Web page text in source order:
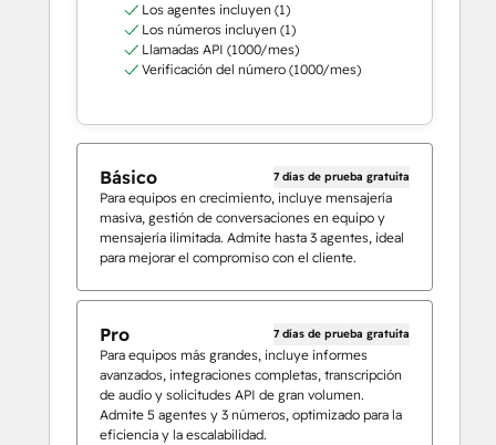
Los agentes incluyen (1)
Los números incluyen (1)
Llamadas API (1000/mes)
Verificación del número (1000/mes)
Básico 7 días de prueba gratuita
Para equipos en crecimiento, incluye mensajería
masiva, gestión de conversaciones en equipo y
mensajería ilimitada. Admite hasta 3 agentes, ideal
para mejorar el compromiso con el cliente.
Pro 7 días de prueba gratuita
Para equipos más grandes, incluye informes
avanzados, integraciones completas, transcripción
de audio y solicitudes API de gran volumen.
Admite 5 agentes y 3 números, optimizado para la
eficiencia y la escalabilidad.